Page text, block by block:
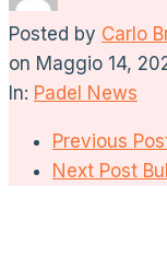
Posted by Carlo
on Maggio 14,
In: Padel News
Previous
Next Post